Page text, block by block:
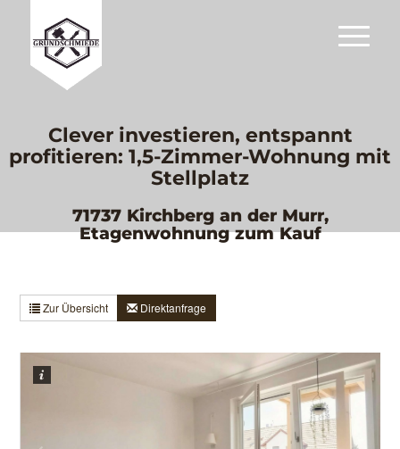
Clever investieren, entspannt
profitieren: 1,5-Zimmer-Wohnung mit
Stellplatz
71737 Kirchberg an der Murr,
Etagenwohnung zum Kauf
Zur Übersicht Direktanfrage